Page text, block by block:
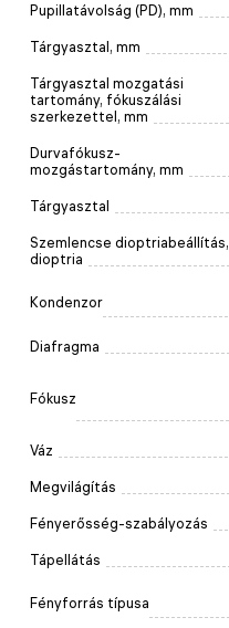
Pupillatávolság (PD), mm
Tárgyasztal, mm
Tárgyasztal mozgatási
tartomány, fókuszálási
szerkezettel, mm
Durvafókusz-
mozgástartomány, mm
Tárgyasztal
Szemlencse dioptriabeállítás,
dioptria
Kondenzor
Diafragma
Fókusz
Váz
Megvilágítás
Fényerősség-szabályozás
Tápellátás
Fényforrás típusa